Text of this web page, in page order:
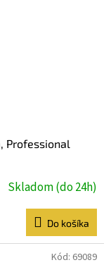
Professional
Skladom (do 24h)
Do košíka
Kód: 69089